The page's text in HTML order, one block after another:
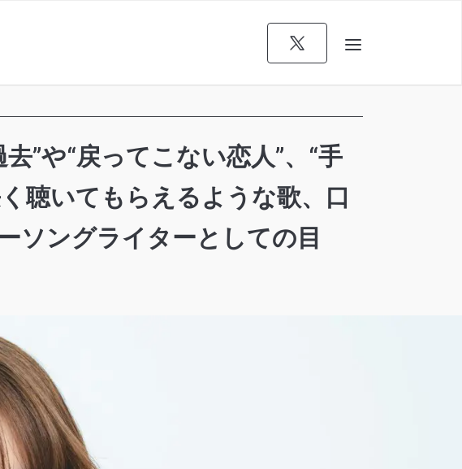
”や“戻ってこない恋人”、“手
聴いてもらえるような歌、口
ソングライターとしての目